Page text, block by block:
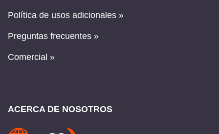
Política de usos adicionales »
Preguntas frecuentes »
Comercial »
ACERCA DE NOSOTROS